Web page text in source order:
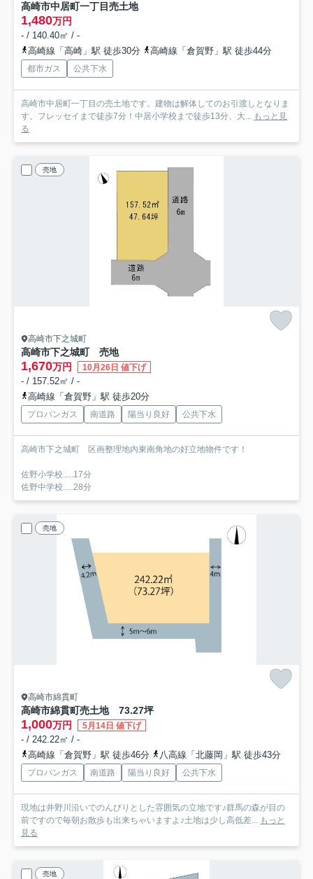
高崎市中居町一丁目売土地
1,480万円
- / 140.40㎡ / -
高崎線「高崎」駅 徒歩30分
高崎線「倉賀野」駅 徒歩44分
都市ガス 公共下水
高崎市中居町一丁目の売土地です。建物は解体してのお引渡しとなりま
す。フレッセイまで徒歩7分！中居小学校まで徒歩13分、大... もっと見
る
売地
高崎市下之城町
高崎市下之城町 売地
1,670万円 10月26日 値下げ
- / 157.52㎡ / -
高崎線「倉賀野」駅 徒歩20分
プロパンガス 南道路 陽当り良好 公共下水
高崎市下之城町 区画整理地内東南角地の好立地物件です！
佐野小学校.....17分
佐野中学校.....28分
売地
高崎市綿貫町
高崎市綿貫町売土地 73.27坪
1,000万円 5月14日 値下げ
- / 242.22㎡ / -
高崎線「倉賀野」駅 徒歩46分
八高線「北藤岡」駅 徒歩43分
プロパンガス 南道路 陽当り良好 公共下水
現地は井野川沿いでのんびりとした雰囲気の立地です♪群馬の森が目の
前ですので毎朝お散歩も出来ちゃいますよ♪土地は少し高低差... もっと
見る
売地